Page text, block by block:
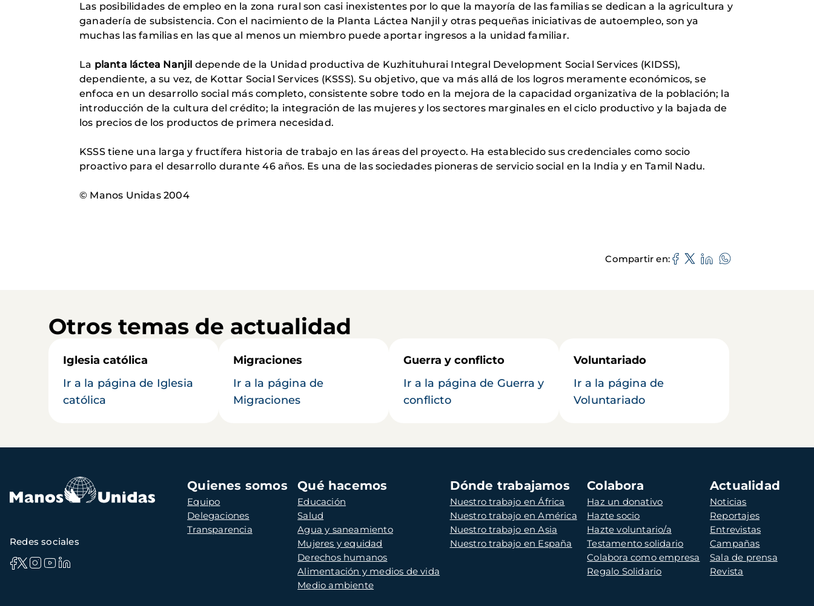
Las posibilidades de empleo en la zona rural son casi inexistentes por lo que la mayoría de las familias se dedican a la agricultura y
ganadería de subsistencia. Con el nacimiento de la Planta Láctea Nanjil y otras pequeñas iniciativas de autoempleo, son ya
muchas las familias en las que al menos un miembro puede aportar ingresos a la unidad familiar.
La planta láctea Nanjil depende de la Unidad productiva de Kuzhituhurai Integral Development Social Services (KIDSS),
dependiente, a su vez, de Kottar Social Services (KSSS). Su objetivo, que va más allá de los logros meramente económicos, se
enfoca en un desarrollo social más completo, consistente sobre todo en la mejora de la capacidad organizativa de la población; la
introducción de la cultura del crédito; la integración de las mujeres y los sectores marginales en el ciclo productivo y la bajada de
los precios de los productos de primera necesidad.
KSSS tiene una larga y fructífera historia de trabajo en las áreas del proyecto. Ha establecido sus credenciales como socio
proactivo para el desarrollo durante 46 años. Es una de las sociedades pioneras de servicio social en la India y en Tamil Nadu.
© Manos Unidas 2004
Compartir en
Otros temas de actualidad
Iglesia católica
Ir a la página de Iglesia
católica
Migraciones
Ir a la página de
Migraciones
Guerra y conflicto
Ir a la página de Guerra y
conflicto
Voluntariado
Ir a la página de
Voluntariado
Navegación
principal
Quienes somos
Equipo
Delegaciones
Transparencia
Qué hacemos
Educación
Salud
Agua y saneamiento
Mujeres y equidad
Derechos humanos
Alimentación y medios de vida
Medio ambiente
Dónde trabajamos
Nuestro trabajo en África
Nuestro trabajo en América
Nuestro trabajo en Asia
Nuestro trabajo en España
Colabora
Haz un donativo
Hazte socio
Hazte voluntario/a
Testamento solidario
Colabora como empresa
Regalo Solidario
Actualidad
Noticias
Reportajes
Entrevistas
Campañas
Sala de prensa
Revista
Redes sociales